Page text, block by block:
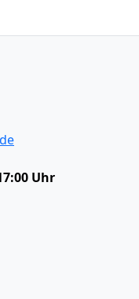
Uhr